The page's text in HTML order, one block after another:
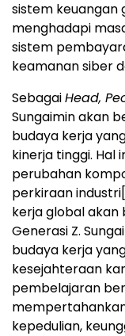
sistem keuangan
menghadapi
sistem
keamanan siber
SebagaiHead,
Sungaimin akan
budaya kerja
kinerja tinggi. Hal
perubahan
perkiraan industri
kerja global akan
Generasi Z.
budaya kerja
kesejahteraan
pembelajaran
kepedulian,